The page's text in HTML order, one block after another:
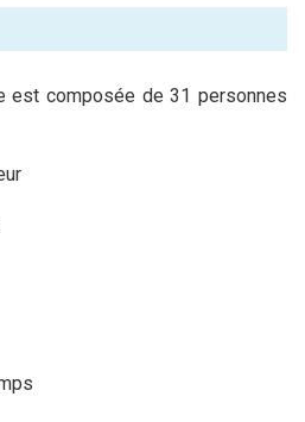
est composée de 31 personnes